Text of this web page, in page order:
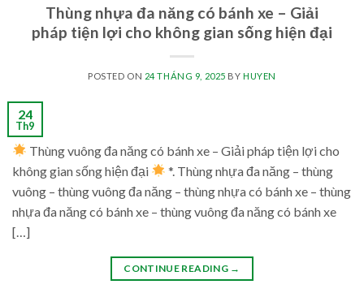
Thùng nhựa đa năng có bánh xe – Giải
pháp tiện lợi cho không gian sống hiện đại
POSTED ON 24 THÁNG 9, 2025 BY HUYEN
24
Th9
Thùng vuông đa năng có bánh xe – Giải pháp tiện lợi cho
không gian sống hiện đại
*. Thùng nhựa đa năng – thùng
vuông – thùng vuông đa năng – thùng nhựa có bánh xe – thùng
nhựa đa năng có bánh xe – thùng vuông đa năng có bánh xe
[…]
CONTINUE READING →